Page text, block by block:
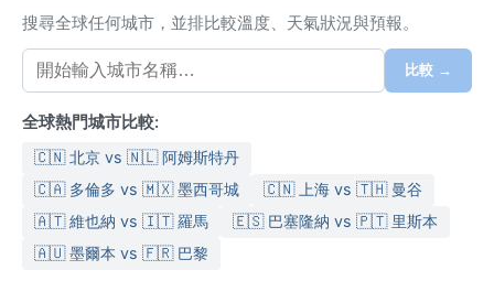
搜尋全球任何城市，並排比較溫度、天氣狀況與預報。
比較 →
全球熱門城市比較:
🇨🇳 北京 vs 🇳🇱 阿姆斯特丹
🇨🇦 多倫多 vs 🇲🇽 墨西哥城
🇨🇳 上海 vs 🇹🇭 曼谷
🇦🇹 維也納 vs 🇮🇹 羅馬
🇪🇸 巴塞隆納 vs 🇵🇹 里斯本
🇦🇺 墨爾本 vs 🇫🇷 巴黎